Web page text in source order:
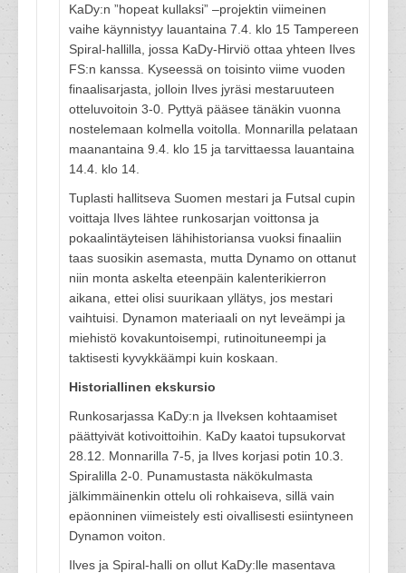
KaDy:n ”hopeat kullaksi” –projektin viimeinen
vaihe käynnistyy lauantaina 7.4. klo 15 Tampereen
Spiral-hallilla, jossa KaDy-Hirviö ottaa yhteen Ilves
FS:n kanssa. Kyseessä on toisinto viime vuoden
finaalisarjasta, jolloin Ilves jyräsi mestaruuteen
otteluvoitoin 3-0. Pyttyä pääsee tänäkin vuonna
nostelemaan kolmella voitolla. Monnarilla pelataan
maanantaina 9.4. klo 15 ja tarvittaessa lauantaina
14.4. klo 14.
Tuplasti hallitseva Suomen mestari ja Futsal cupin
voittaja Ilves lähtee runkosarjan voittonsa ja
pokaalintäyteisen lähihistoriansa vuoksi finaaliin
taas suosikin asemasta, mutta Dynamo on ottanut
niin monta askelta eteenpäin kalenterikierron
aikana, ettei olisi suurikaan yllätys, jos mestari
vaihtuisi. Dynamon materiaali on nyt leveämpi ja
miehistö kovakuntoisempi, rutinoituneempi ja
taktisesti kyvykkäämpi kuin koskaan.
Historiallinen ekskursio
Runkosarjassa KaDy:n ja Ilveksen kohtaamiset
päättyivät kotivoittoihin. KaDy kaatoi tupsukorvat
28.12. Monnarilla 7-5, ja Ilves korjasi potin 10.3.
Spiralilla 2-0. Punamustasta näkökulmasta
jälkimmäinenkin ottelu oli rohkaiseva, sillä vain
epäonninen viimeistely esti oivallisesti esiintyneen
Dynamon voiton.
Ilves ja Spiral-halli on ollut KaDy:lle masentava